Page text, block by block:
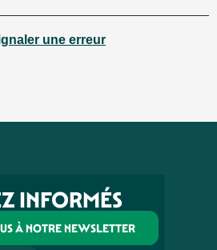
une erreur
INFORMÉS
À NOTRE NEWSLETTER